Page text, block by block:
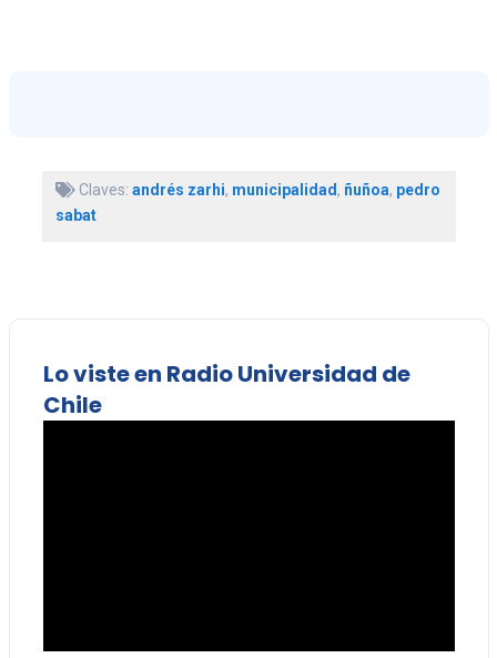
Claves: andrés zarhi, municipalidad, ñuñoa, pedro
sabat
Lo viste en Radio Universidad de
Chile